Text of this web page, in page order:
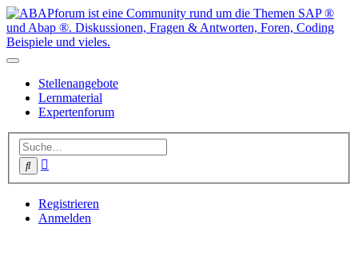
Stellenangebote
Lernmaterial
Expertenforum
Suche
Registrieren
Anmelden